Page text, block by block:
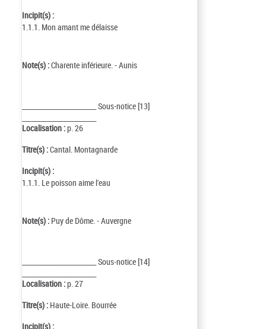
Incipit(s) :
1.1.1. Mon amant me délaisse
Note(s) :Charente inférieure. - Aunis
_________________________ Sous-notice [13]
Localisation :p. 26
Titre(s) :Cantal. Montagnarde
Incipit(s) :
1.1.1. Le poisson aime l'eau
Note(s) : Puy de Dôme. - Auvergne
_________________________ Sous-notice [14]
Localisation :p. 27
Titre(s) : Haute-Loire. Bourrée
Incipit(s) :